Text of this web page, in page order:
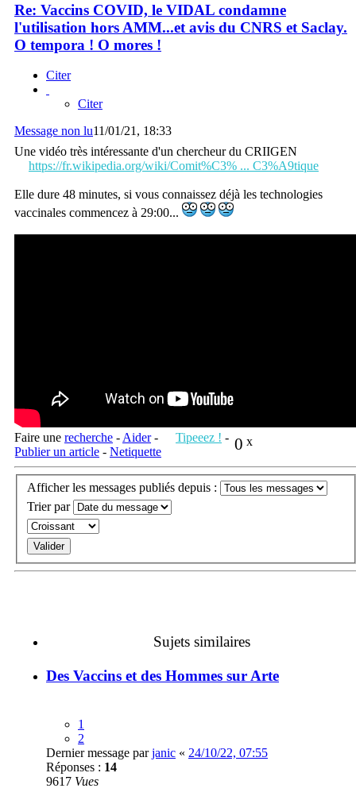
Re: Vaccins COVID, le VIDAL condamne
l'utilisation hors AMM...et avis du CNRS et Saclay.
O tempora ! O mores !
Citer
Citer
Message non lu11/01/21, 18:33
Une vidéo très intéressante d'un chercheur du CRIIGEN
https://fr.wikipedia.org/wiki/Comit%C3% ... C3%A9tique
Elle dure 48 minutes, si vous connaissez déjà les technologies
vaccinales commencez à 29:00...
0 x
Faire une recherche - Aider- Tipeeez ! -
Publier un article - Netiquette
Afficher les messages publiés depuis :
Trier par
Sujets similaires
Des Vaccins et des Hommes sur Arte
1
2
Dernier message parjanic « 24/10/22, 07:55
Réponses : 14
9617 Vues